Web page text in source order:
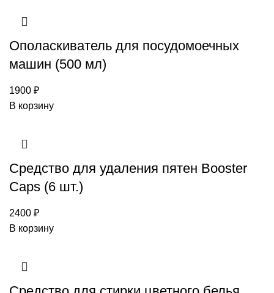
Ополаскиватель для посудомоечных
машин (500 мл)
1900 ₽
В корзину
Средство для удаления пятен Booster
Caps (6 шт.)
2400 ₽
В корзину